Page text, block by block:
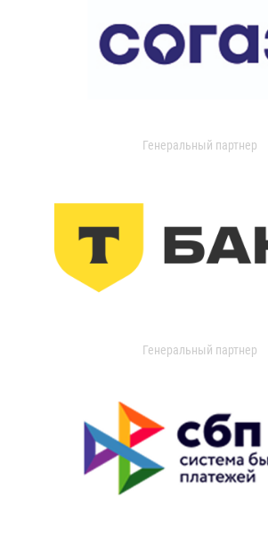
Генеральный партнер
Генеральный партнер